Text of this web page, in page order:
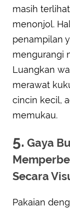
masih
menonjol.
penampilan
mengurangi
Luangkan
merawat
cincin kecil,
memukau.
5. Gaya
Secara
Pakaian